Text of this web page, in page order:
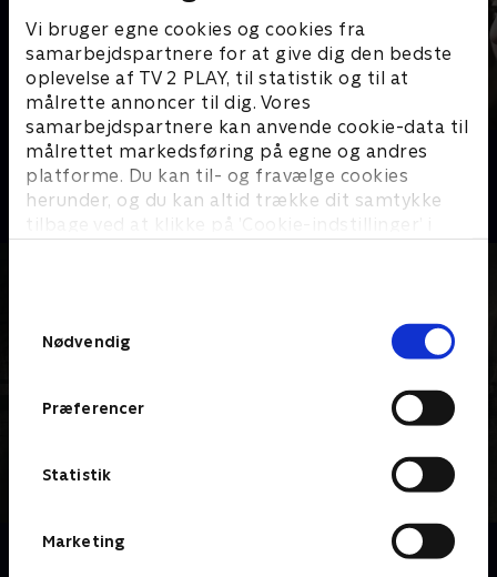
Vi bruger egne cookies og cookies fra
samarbejdspartnere for at give dig den bedste
oplevelse af TV 2 PLAY, til statistik og til at
målrette annoncer til dig. Vores
samarbejdspartnere kan anvende cookie-data til
målrettet markedsføring på egne og andres
platforme. Du kan til- og fravælge cookies
herunder, og du kan altid trække dit samtykke
tilbage ved at klikke på ’Cookie-indstillinger’ i
Nødvendig
Præferencer
Statistik
Marketing
Pigen der forsvandt
Dokumentar • 1 sæsoner
Kernen
Dokumentar
Om Gud er din læge